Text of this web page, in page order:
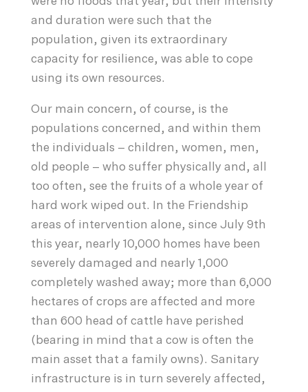
and duration were such that the
population, given its extraordinary
capacity for resilience, was able to cope
using its own resources.
Our main concern, of course, is the
populations concerned, and within them
the individuals – children, women, men,
old people – who suffer physically and, all
too often, see the fruits of a whole year of
hard work wiped out. In the Friendship
areas of intervention alone, since July 9th
this year, nearly 10,000 homes have been
severely damaged and nearly 1,000
completely washed away; more than 6,000
hectares of crops are affected and more
than 600 head of cattle have perished
(bearing in mind that a cow is often the
main asset that a family owns). Sanitary
infrastructure is in turn severely affected,